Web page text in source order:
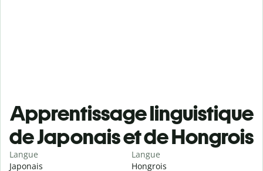
Apprentissage linguistique
de Japonais et de Hongrois
Langue
Japonais
Langue
Hongrois